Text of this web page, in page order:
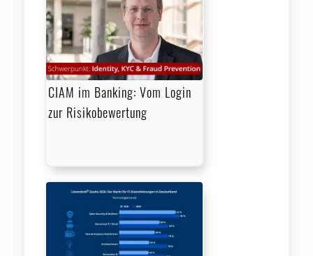
CIAM im Banking: Vom Login
zur Risikobewertung